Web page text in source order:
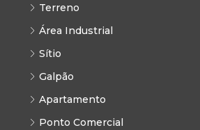
Terreno
Área Industrial
Sítio
Galpão
Apartamento
Ponto Comercial